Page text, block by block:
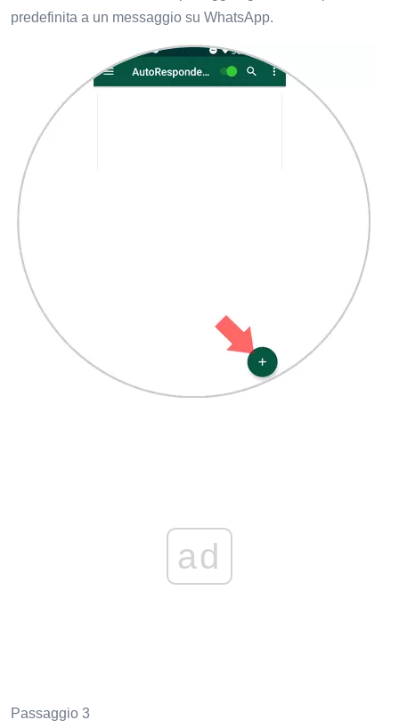
predefinita a un messaggio su WhatsApp.
ad
Passaggio 3